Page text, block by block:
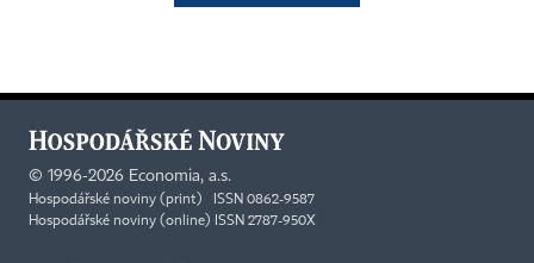
© 1996-2026 Economia, a.s.
Hospodářské noviny (print) ISSN 0862-9587
Hospodářské noviny (online) ISSN 2787-950X